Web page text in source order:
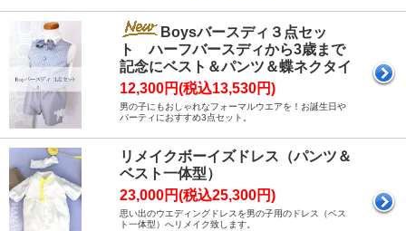
Boysバースディ３点セッ
ト ハーフバースディから3歳まで
記念にベスト＆パンツ＆蝶ネクタイ
12,300円(税込13,530円)
男の子にもおしゃれなフォーマルウエアを！お誕生日や
パーティにおすすめ3点セット。
リメイクボーイズドレス（パンツ＆
ベスト一体型）
23,000円(税込25,300円)
思い出のウエディングドレスを男の子用のドレス（ベス
ト一体型）へリメイク致します。